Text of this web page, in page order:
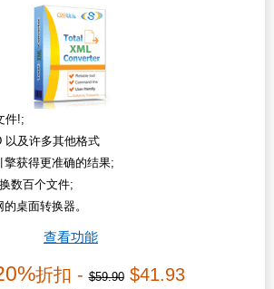
件!;
以及许多其他格式
擎获得更准确的结果;
数百个文件;
桌面转换器。
查看功能
折扣 -$59.90$41.93